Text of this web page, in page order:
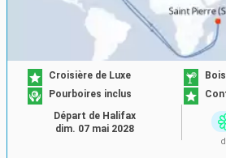
Croisière de Luxe
Pourboires inclus
Départ de Halifax
dim. 07 mai 2028